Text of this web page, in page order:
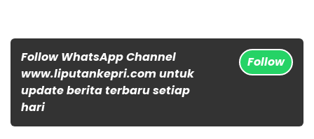
Follow WhatsApp Channel
www.liputankepri.com untuk
update berita terbaru setiap
hari
Follow